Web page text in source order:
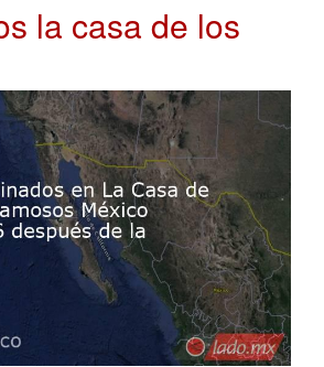
la casa de los